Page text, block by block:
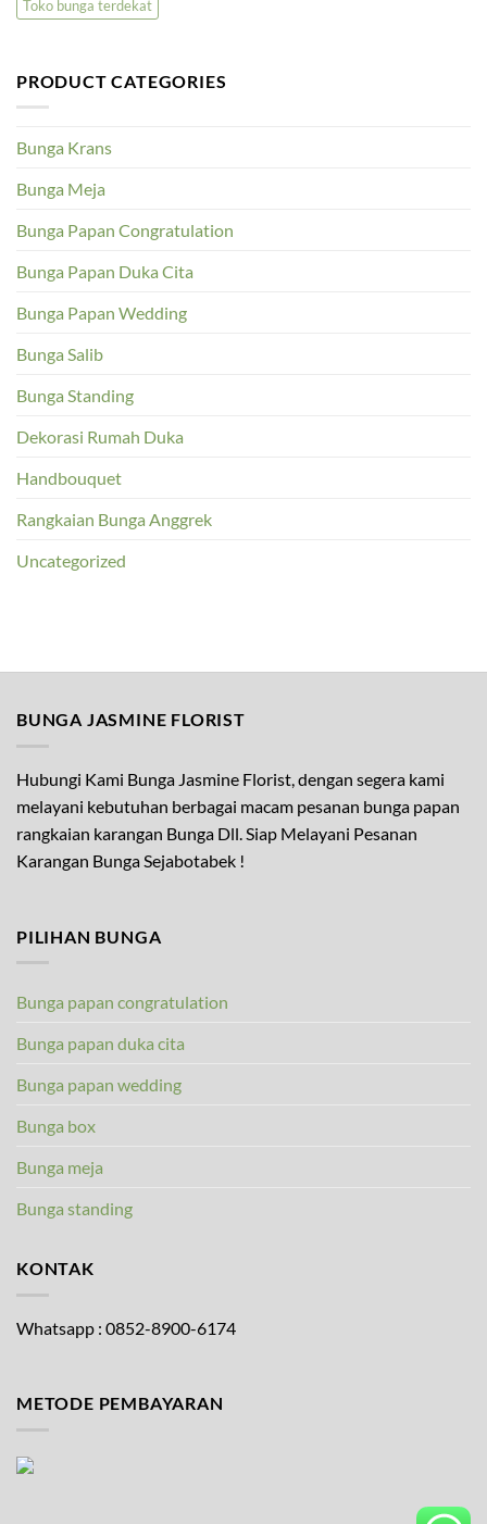
Toko bunga terdekat
PRODUCT CATEGORIES
Bunga Krans
Bunga Meja
Bunga Papan Congratulation
Bunga Papan Duka Cita
Bunga Papan Wedding
Bunga Salib
Bunga Standing
Dekorasi Rumah Duka
Handbouquet
Rangkaian Bunga Anggrek
Uncategorized
BUNGA JASMINE FLORIST
Hubungi Kami Bunga Jasmine Florist, dengan segera kami
melayani kebutuhan berbagai macam pesanan bunga papan
rangkaian karangan Bunga Dll. Siap Melayani Pesanan
Karangan Bunga Sejabotabek !
PILIHAN BUNGA
Bunga papan congratulation
Bunga papan duka cita
Bunga papan wedding
Bunga box
Bunga meja
Bunga standing
KONTAK
Whatsapp : 0852-8900-6174
METODE PEMBAYARAN